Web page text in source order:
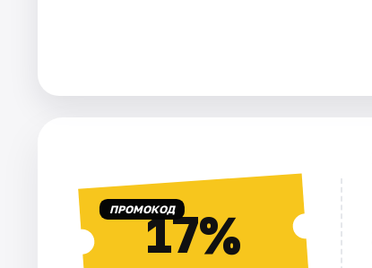
Площадки
ПРОМОКОД17%